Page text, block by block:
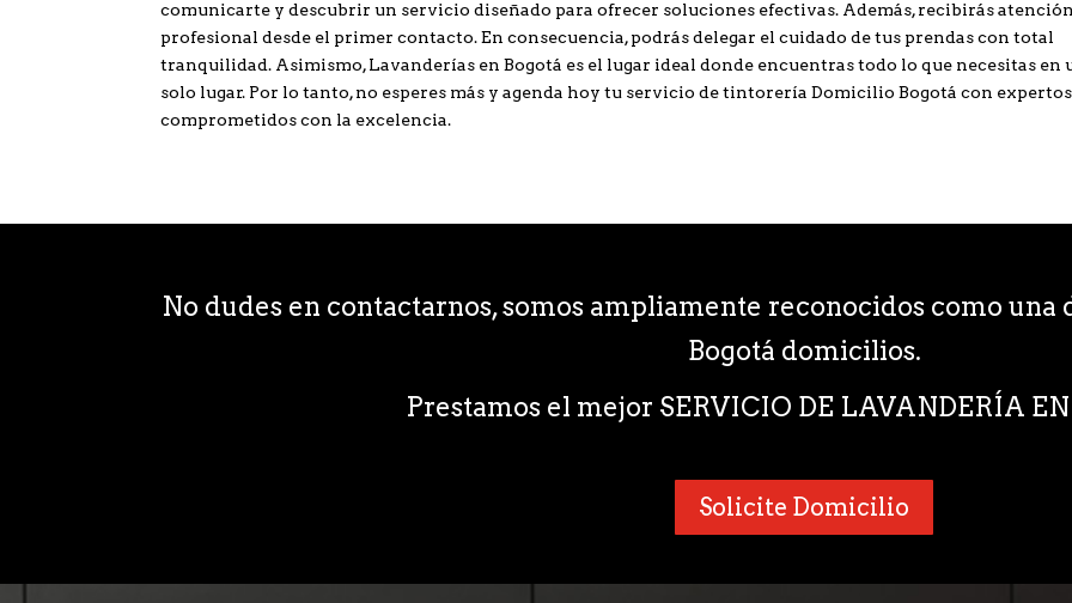
comunicarte y descubrir un servicio diseñado para ofrecer soluciones efectivas. Además, recibirás atención
profesional desde el primer contacto. En consecuencia, podrás delegar el cuidado de tus prendas con total
tranquilidad. Asimismo, Lavanderías en Bogotá es el lugar ideal donde encuentras todo lo que necesitas en
solo lugar. Por lo tanto, no esperes más y agenda hoy tu servicio de tintorería Domicilio Bogotá con expertos
comprometidos con la excelencia.
No dudes en contactarnos, somos ampliamente reconocidos como una
Bogotá domicilios.
Prestamos el mejor SERVICIO DE LAVANDERÍA
Solicite Domicilio